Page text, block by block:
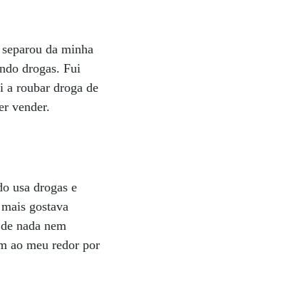
da minha
drogas. Fui
a roubar droga de
vender.
usa drogas e
gostava
nada nem
ao meu redor por